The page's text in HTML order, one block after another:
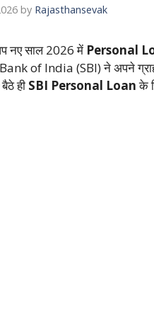
by Rajasthansevak
नए साल 2026 में Personal
of India (SBI) ने अपने
ही SBI Personal Loanके